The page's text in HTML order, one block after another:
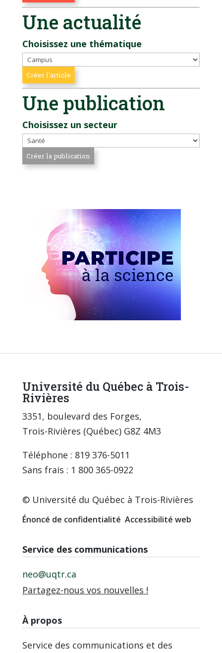
Une actualité
Choisissez une thématique
Une publication
Choisissez un secteur
Université du Québec à Trois-
Rivières
3351, boulevard des Forges,
Trois-Rivières (Québec) G8Z 4M3
Téléphone : 819 376-5011
Sans frais : 1 800 365-0922
© Université du Québec à Trois-Rivières
Énoncé de confidentialité Accessibilité web
Service des communications
neo@uqtr.ca
Partagez-nous vos nouvelles !
À propos
Service des communications et des